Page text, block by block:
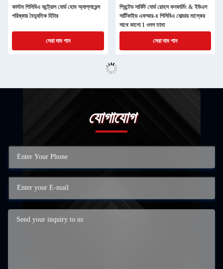
কাস্টম পিসিবিএ কন্ট্রোল বোর্ড হোম অ্যাপ্লায়েন্স
পরিষ্কার বৈদ্যুতিক হিটার
সেরা দাম পান
প্রিন্টেড সার্কিট বোর্ড রোহস কনফার্মিং & ইউএল
সার্টিফাইড এফআর-৪ পিসিবিএ সোল্ডার মাস্কের
সাথে কালো 1 ওনস তামা
সেরা দাম পান
যোগাযোগ